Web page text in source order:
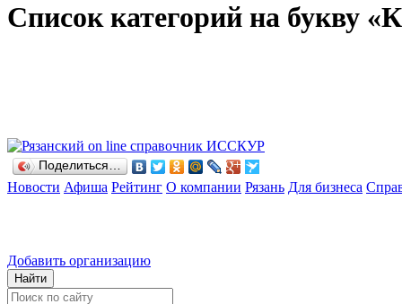
Список категорий на букву
Поделиться…
Новости Афиша Рейтинг О компании Рязань Для бизнеса
Добавить организацию